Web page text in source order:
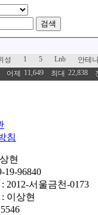
검색
성 1 5 Lnb 안테
어제 11,649 최대 22,838
침
현
19-96840
2012-서울금천-0173
이상현